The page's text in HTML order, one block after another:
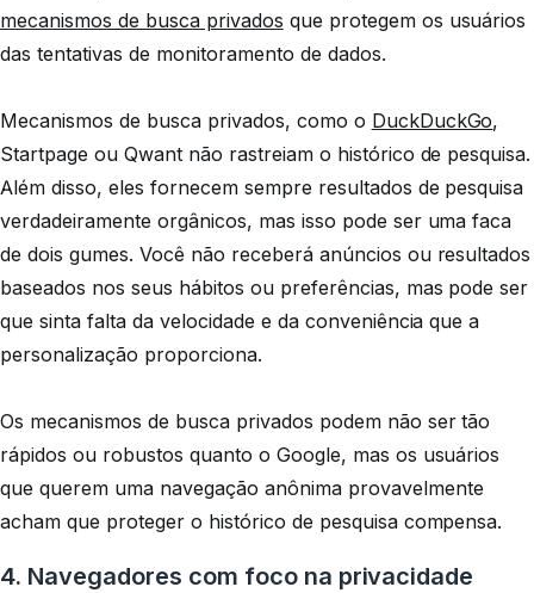
mecanismos de busca privados que protegem os usuários
das tentativas de monitoramento de dados.
Mecanismos de busca privados, como o DuckDuckGo,
Startpage ou Qwant não rastreiam o histórico de pesquisa.
Além disso, eles fornecem sempre resultados de pesquisa
verdadeiramente orgânicos, mas isso pode ser uma faca
de dois gumes. Você não receberá anúncios ou resultados
baseados nos seus hábitos ou preferências, mas pode ser
que sinta falta da velocidade e da conveniência que a
personalização proporciona.
Os mecanismos de busca privados podem não ser tão
rápidos ou robustos quanto o Google, mas os usuários
que querem uma navegação anônima provavelmente
acham que proteger o histórico de pesquisa compensa.
4. Navegadores com foco na privacidade